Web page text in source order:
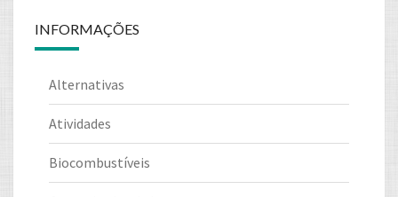
INFORMAÇÕES
Alternativas
Atividades
Biocombustíveis